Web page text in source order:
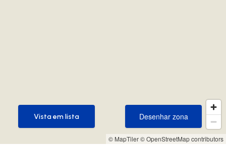
© MapTiler© OpenStreetMap contributors
Desenhar zona
Desenhar zona
Vista em lista
Vista em lista